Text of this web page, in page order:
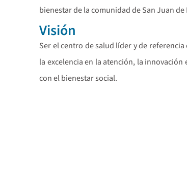
bienestar de la comunidad de San Juan
Visión
Ser el centro de salud líder y de
la excelencia en la atención, la
con el bienestar social.